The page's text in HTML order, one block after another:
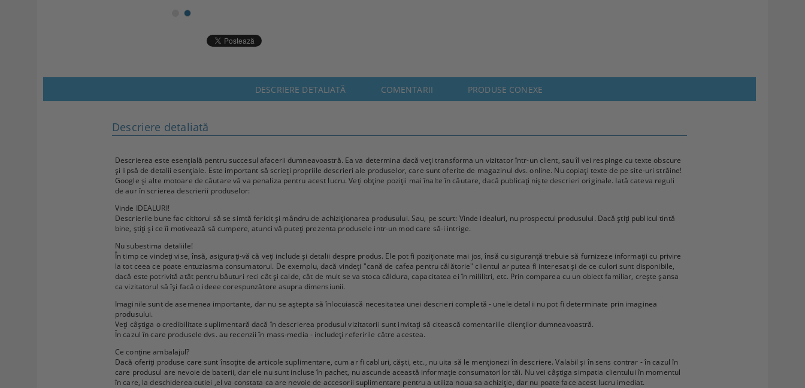
DESCRIERE DETALIATĂ COMENTARII PRODUSE CONEXE
Descriere detaliată
Descrierea este esențială pentru succesul afacerii dumneavoastră. Ea va determina dacă veți transforma un vizitator într-un client, sau îl vei respinge cu texte obscure
și lipsă de detalii esențiale. Este important să scrieți propriile descrieri ale produselor, care sunt oferite de magazinul dvs. online. Nu copiați texte de pe site-uri străine!
Google și alte motoare de căutare vă va penaliza pentru acest lucru. Veți obține poziții mai înalte în căutare, dacă publicați niște descrieri originale. Iată cateva reguli
de aur în scrierea descrierii produselor:
Vinde IDEALURI!
Descrierile bune fac cititorul să se simtă fericit și mândru de achiziționarea produsului. Sau, pe scurt: Vinde idealuri, nu prospectul produsului. Dacă știți publicul tintă
bine, știți și ce îi motivează să cumpere, atunci vă puteți prezenta produsele intr-un mod care să-i intrige.
Nu subestima detaliile!
În timp ce vindeți vise, însă, asigurați-vă că veți include și detalii despre produs. Ele pot fi poziționate mai jos, însă cu siguranță trebuie să furnizeze informații cu privire
la tot ceea ce poate entuziasma consumatorul. De exemplu, dacă vindeți "cană de cafea pentru călătorie" clientul ar putea fi interesat și de ce culori sunt disponibile,
dacă este potrivită atât pentru băuturi reci cât și calde, cât de mult se va stoca căldura, capacitatea ei în mililitri, etc. Prin comparea cu un obiect familiar, crește șansa
ca vizitatorul să își facă o ideee corespunzătore asupra dimensiunii.
Imaginile sunt de asemenea importante, dar nu se aștepta să înlocuiască necesitatea unei descrieri completă - unele detalii nu pot fi determinate prin imaginea
produsului.
Veți câștiga o credibilitate suplimentară dacă în descrierea produsul vizitatorii sunt invitați să citească comentariile clienților dumneavoastră.
În cazul în care produsele dvs. au recenzii în mass-media - includeți referirile către acestea.
Ce conține ambalajul?
Dacă oferiți produse care sunt însoțite de articole suplimentare, cum ar fi cabluri, căști, etc., nu uita să le menționezi în descriere. Valabil și în sens contrar - în cazul în
care produsul are nevoie de baterii, dar ele nu sunt incluse în pachet, nu ascunde această informație consumatorilor tăi. Nu vei câștiga simpatia clientului în momentul
în care, la deschiderea cutiei ,el va constata ca are nevoie de accesorii suplimentare pentru a utiliza noua sa achiziție, dar nu poate face acest lucru imediat.